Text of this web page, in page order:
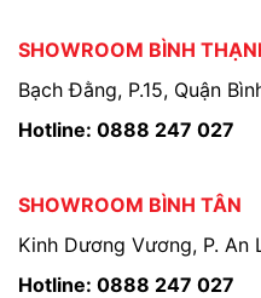
SHOWROOM BÌNH
Bạch Đằng, P.15, Quận
Hotline: 0888 247 027
SHOWROOM BÌNH TÂN
Kinh Dương Vương, P. An
Hotline: 0888 247 027